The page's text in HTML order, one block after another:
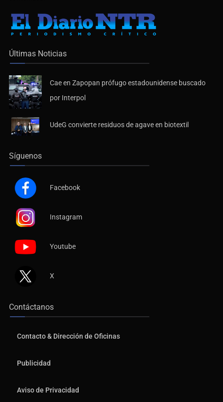
Últimas Noticias
Cae en Zapopan prófugo estadounidense buscado
por Interpol
UdeG convierte residuos de agave en biotextil
Síguenos
Facebook
Instagram
Youtube
X
Contáctanos
Contacto & Dirección de Oficinas
Publicidad
Aviso de Privacidad